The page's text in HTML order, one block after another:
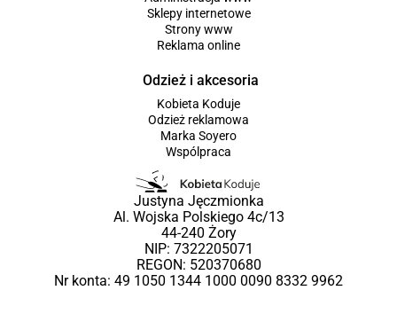
Sklepy internetowe
Strony www
Reklama online
Odzież i akcesoria
Kobieta Koduje
Odzież reklamowa
Marka Soyero
Wspólpraca
Justyna Jęczmionka
Al. Wojska Polskiego 4c/13
44-240 Żory
NIP: 7322205071
REGON: 520370680
Nr konta: 49 1050 1344 1000 0090 8332 9962